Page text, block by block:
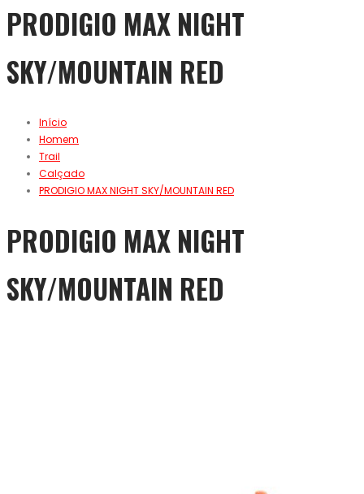
PRODIGIO MAX NIGHT
SKY/MOUNTAIN RED
Início
Homem
Trail
Calçado
PRODIGIO MAX NIGHT SKY/MOUNTAIN RED
PRODIGIO MAX NIGHT
SKY/MOUNTAIN RED